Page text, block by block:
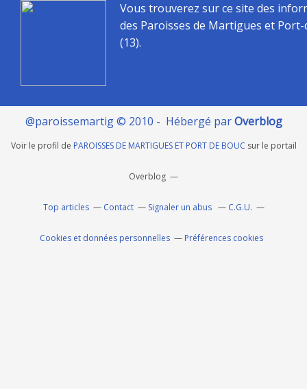
Vous trouverez sur ce site des
des Paroisses de Martigues et
(13).
@paroissemartig © 2010 - Hébergé parOverblog
Voir le profil de PAROISSES DE MARTIGUES ET PORT DE BOUC sur le portail
Overblog
Top articles Contact Signaler un abus C.G.U.
Cookies et données personnelles Préférences cookies